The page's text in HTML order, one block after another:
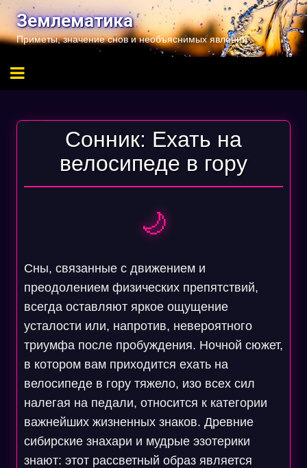
Перейти
содержимому
Землематика
Приметы, значение снов и необъяснимых явлений
Сонник: Ехать на
велосипеде в гору
🌙
Сны, связанные с движением и
преодолением физических препятствий,
всегда оставляют яркое ощущение
усталости или, напротив, невероятного
триумфа после пробуждения. Ночной сюжет,
в котором вам приходится ехать на
велосипеде в гору тяжело, изо всех сил
налегая на педали, относится к категории
важнейших жизненных знаков. Древние
сибирские знахари и мудрые эзотерики
знают: этот рассветный образ является